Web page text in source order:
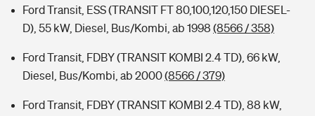
Ford Transit, ESS (TRANSIT FT 80,100,120,150 DIESEL-
D), 55 kW, Diesel, Bus/Kombi, ab 1998 (8566 / 358)
Ford Transit, FDBY (TRANSIT KOMBI 2.4 TD), 66 kW,
Diesel, Bus/Kombi, ab 2000(8566 / 379)
Ford Transit, FDBY (TRANSIT KOMBI 2.4 TD), 88 kW,